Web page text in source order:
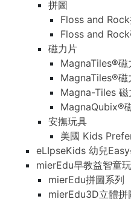
拼圖
Floss and
Floss and
磁力片
MagnaTiles®磁
MagnaTiles®磁
Magna-Tiles
MagnaQubix®
安撫玩具
美國 Kids
eLIpseKids 幼兒
mierEdu早教益智童
mierEdu拼圖系列
mierEdu3D立體拼